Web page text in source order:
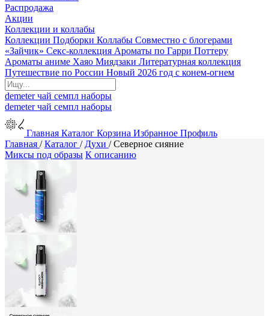
Распродажа
Акции
Коллекции и коллабы
Коллекции Подборки Коллабы Совместно с блогерами
«Зайчик» Секс-коллекция Ароматы по Гарри Поттеру
Ароматы аниме Хаяо Миядзаки Литературная коллекция
Путешествие по России Новый 2026 год с конем-огнем
demeterчай семпл наборы
demeterчай семпл наборы
Главная Каталог Корзина Избранное Профиль
Главная /Каталог / Духи /Северное сияние
Миксы под образы К описанию